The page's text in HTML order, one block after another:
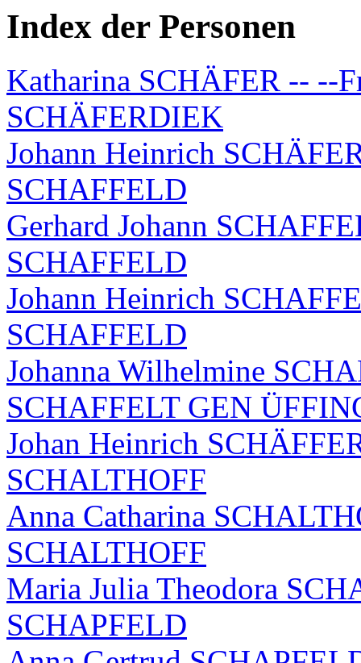
Index der Personen
Katharina SCHÄFER -- --
SCHÄFERDIEK
Johann Heinrich
SCHAFFELD
Gerhard Johann
SCHAFFELD
Johann Heinrich
SCHAFFELD
Johanna Wilhelmine
SCHAFFELT GEN
Johan Heinrich
SCHALTHOFF
Anna Catharina
SCHALTHOFF
Maria Julia Theodora
SCHAPFELD